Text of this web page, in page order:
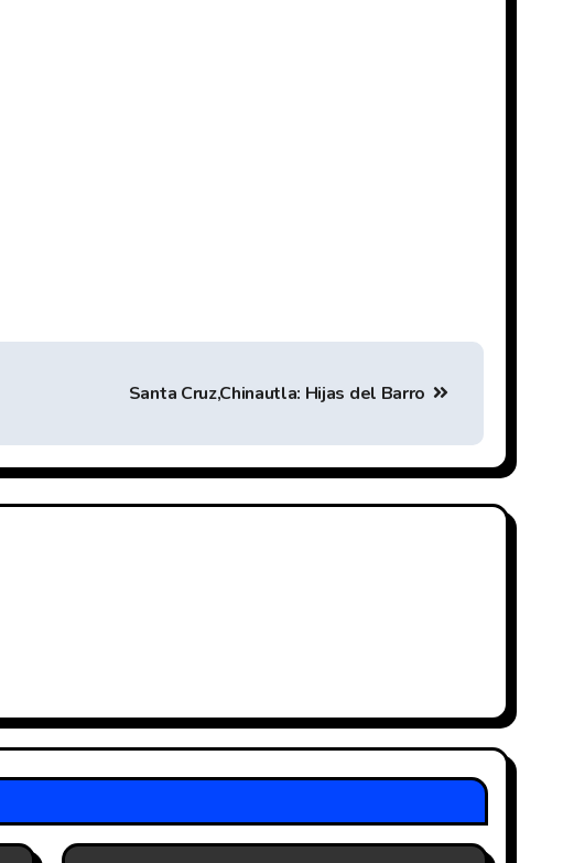
Santa Cruz,Chinautla: Hijas del Barro